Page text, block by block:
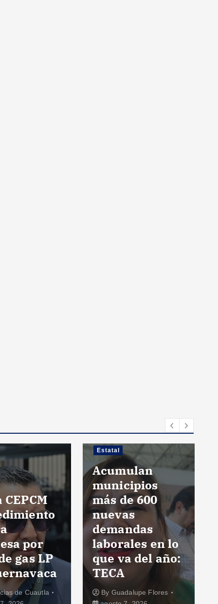
por
gas LP
de Cuautla
Estatal
Acumulan
municipios
más de 600
nuevas
demandas
laborales en lo
que va del año:
TECA
By Guadalupe Flores